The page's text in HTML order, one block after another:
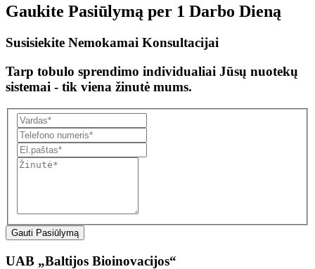
Gaukite Pasiūlymą per 1 Darbo Dieną
Susisiekite Nemokamai Konsultacijai
Tarp tobulo sprendimo individualiai Jūsų nuotekų
sistemai - tik viena žinutė mums.
Gauti Pasiūlymą
UAB „Baltijos Bioinovacijos“